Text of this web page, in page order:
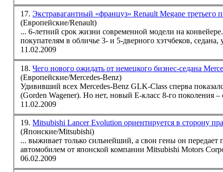
17.Экстравагантный «француз» Renault Megane третьего
(Европейские/Renault)
... 6-летний срок жизни современной модели на
покупателям в обличье 3- и 5-дверного хэтчбеков,седана,
11.02.2009
18.Чего нового ожидать от немецкого бизнес-седана
(Европейские/Mercedes-Benz)
Удививший всех Mercedes-Benz GLK-Class сперва
(Gorden Wagener). Но нет, новый Е-класс 8-го поколения –
11.02.2009
19.Mitsubishi Lancer Evolution ориентируется в сторону
(Японские/Mitsubishi)
... выживает только сильнейший, а свои гены он
автомобилем от японской компании Mitsubishi Motors
06.02.2009